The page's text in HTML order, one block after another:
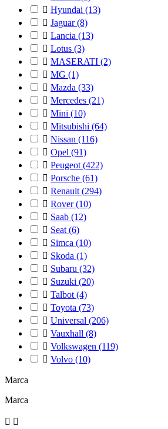
 Hyundai (13)
 Jaguar(8)
 Lancia (13)
 Lotus (3)
 MASERATI (2)
 MG (1)
 Mazda (33)
 Mercedes (21)
 Mini (10)
 Mitsubishi (64)
 Nissan (116)
 Opel (91)
 Peugeot(422)
 Porsche (61)
 Renault(294)
 Rover(10)
 Saab (12)
 Seat(6)
 Simca (10)
 Skoda (1)
 Subaru (32)
 Suzuki (20)
 Talbot(4)
 Toyota (73)
 Universal (206)
 Vauxhall (8)
 Volkswagen (119)
 Volvo (10)
Marca
Marca
 